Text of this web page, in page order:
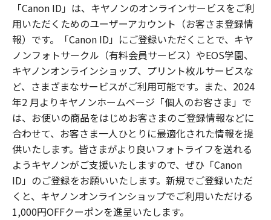
「Canon ID」は、キヤノンのオンラインサービスをご利
用いただくためのユーザーアカウント（お客さま登録情
報）です。「Canon ID」にご登録いただくことで、キヤ
ノンフォトサークル（有料会員サービス）やEOS学園、
キヤノンオンラインショップ、プリント枚ルサービスな
ど、さまざまなサービスがご利用可能です。また、2024
年2 月よりキヤノンホームページ「個人のお客さま」で
は、お使いの商品をはじめお客さまのご登録情報などに
合わせて、お客さま一人ひとりに最適化された情報を提
供いたします。皆さまがより良いフォトライフを送れる
ようキヤノンがご支援いたしますので、ぜひ「Canon
ID」のご登録をお願いいたします。新規でご登録いただ
くと、キヤノンオンラインショップでご利用いただける
1,000円OFFクーポンを進呈いたします。